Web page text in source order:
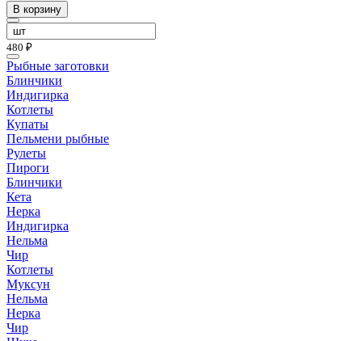
В корзину
480 ₽
Рыбные заготовки
Блинчики
Индигирка
Котлеты
Купаты
Пельмени рыбные
Рулеты
Пироги
Блинчики
Кета
Нерка
Индигирка
Нельма
Чир
Котлеты
Муксун
Нельма
Нерка
Чир